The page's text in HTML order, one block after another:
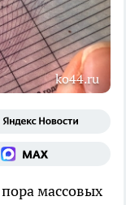
ko44.ru
массовых